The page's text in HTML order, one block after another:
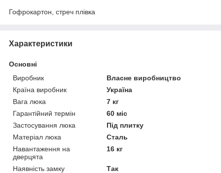
Гофрокартон, стреч плівка
Характеристики
Основні
Виробник
Власне виробництво
Країна виробник
Україна
Вага люка
7 кг
Гарантійний термін
60 міс
Застосування люка
Під плитку
Матеріал люка
Сталь
Навантаження на
дверцята
16 кг
Наявність замку
Так